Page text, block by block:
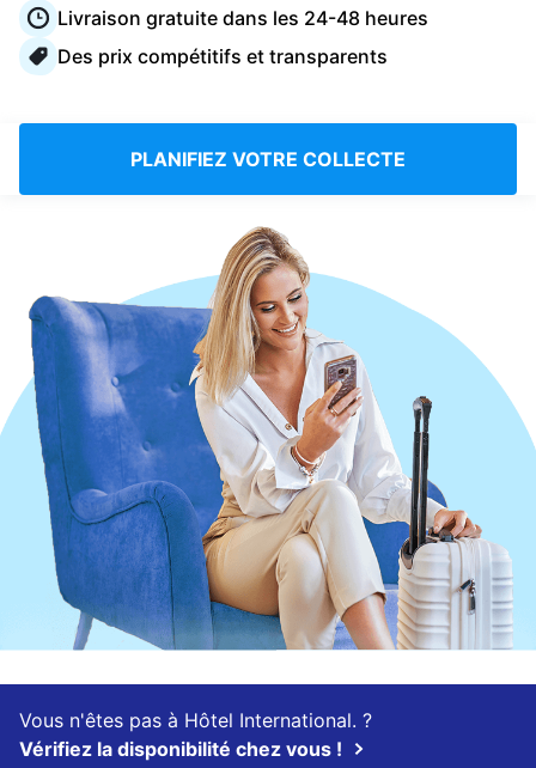
Connectez-vous
France FR
Livraison gratuite dans les 24-48 heures
Des prix compétitifs et transparents
PLANIFIEZ VOTRE COLLECTE
Vous n'êtes pas à Hôtel International. ?
Vérifiez la disponibilité chez vous !